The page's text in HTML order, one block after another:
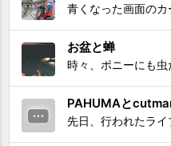
お盆と蝉
PAHUMAと